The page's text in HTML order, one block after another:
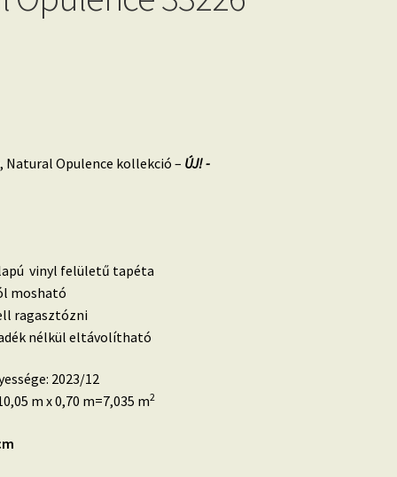
Natural Opulence kollekció – ÚJ! -
vinyl felületű tapéta
mosható
ragasztózni
nélkül eltávolítható
2023/12
m x 0,70 m=7,035 m2